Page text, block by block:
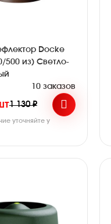
Docke
500 из) Светло-
10 заказов
1 130 ₽
уточняйте у